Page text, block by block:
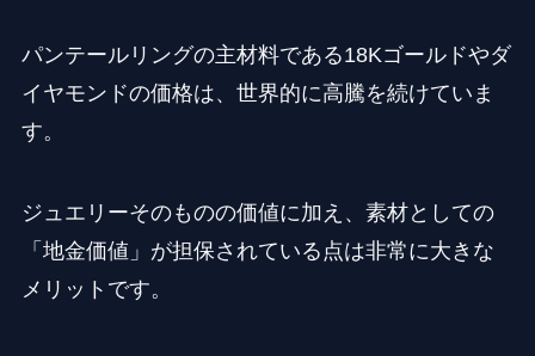
パンテールリングの主材料である18Kゴールドやダ
イヤモンドの価格は、世界的に高騰を続けていま
す。
ジュエリーそのものの価値に加え、素材としての
「地金価値」が担保されている点は非常に大きな
メリットです。